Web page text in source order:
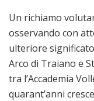
Un richiamo
osservando con
ulteriore
Arco di Traiano e
tra l’Accademia
quarant’anni